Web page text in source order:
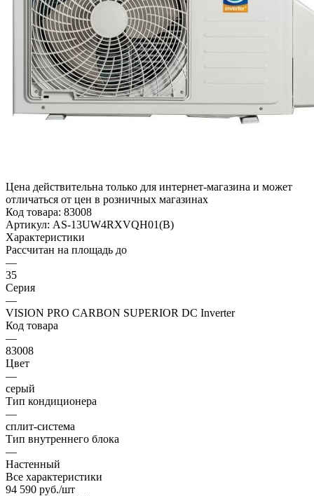
Цена действительна только для интернет-магазина и может
отличаться от цен в розничных магазинах
Код товара: 83008
Артикул: AS-13UW4RXVQH01(B)
Характеристики
Рассчитан на площадь до
—
35
Серия
—
VISION PRO CARBON SUPERIOR DC Inverter
Код товара
—
83008
Цвет
—
серый
Тип кондиционера
—
сплит-система
Тип внутреннего блока
—
Настенный
Все характеристики
94 590 руб./шт